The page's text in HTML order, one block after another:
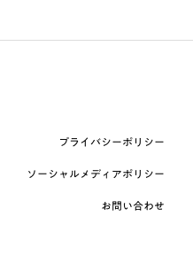
プライバシーポリシー
ソーシャルメディアポリシー
お問い合わせ